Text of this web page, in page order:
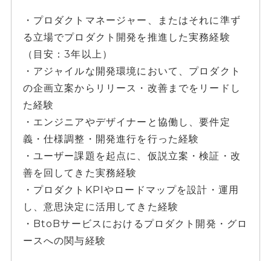
・プロダクトマネージャー、またはそれに準ず
る立場でプロダクト開発を推進した実務経験
（目安：3年以上）
・アジャイルな開発環境において、プロダクト
の企画立案からリリース・改善までをリードし
た経験
・エンジニアやデザイナーと協働し、要件定
義・仕様調整・開発進行を行った経験
・ユーザー課題を起点に、仮説立案・検証・改
善を回してきた実務経験
・プロダクトKPIやロードマップを設計・運用
し、意思決定に活用してきた経験
・BtoBサービスにおけるプロダクト開発・グロ
ースへの関与経験